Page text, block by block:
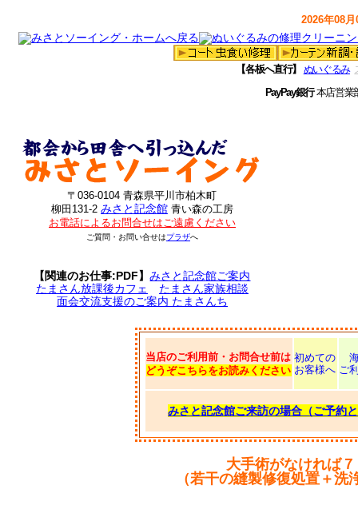
2026年08
【各板へ直行】 ぬいぐるみ
PayPay銀行本店営
〒036-0104 青森県平川市柏木町
柳田131-2 みさと記念館 青い森の工房
お電話によるお問合せはご遠慮ください
ご質問・お問い合せはプラザへ
【関連のお仕事:PDF】みさと記念館ご案内
たまさん放課後カフェ
たまさん家族相談
面会交流支援のご案内 たまさんち
当店のご利用前・お問合せ前は
どうぞこちらをお読みください
初めての
お客様へ ご
みさと記念館ご来訪の場合（ご予約
大手術がなければ
（若干の縫製修復処置＋